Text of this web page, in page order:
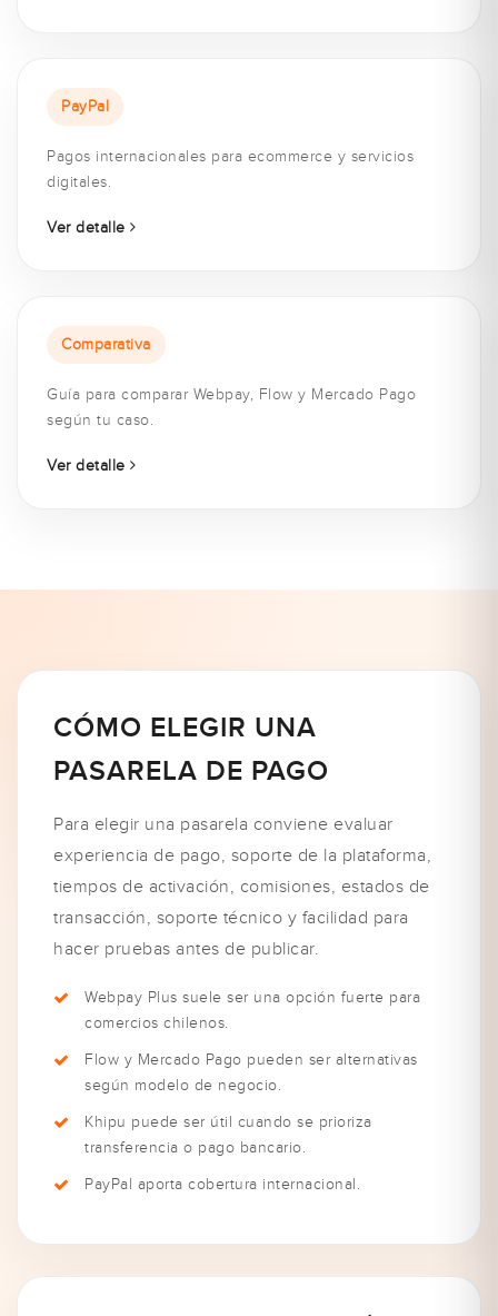
PayPal
Pagos internacionales para ecommerce y servicios
digitales.
Ver detalle
Comparativa
Guía para comparar Webpay, Flow y Mercado Pago
según tu caso.
Ver detalle
CÓMO ELEGIR UNA
PASARELA DE PAGO
Para elegir una pasarela conviene evaluar
experiencia de pago, soporte de la plataforma,
tiempos de activación, comisiones, estados de
transacción, soporte técnico y facilidad para
hacer pruebas antes de publicar.
Webpay Plus suele ser una opción fuerte para
comercios chilenos.
Flow y Mercado Pago pueden ser alternativas
según modelo de negocio.
Khipu puede ser útil cuando se prioriza
transferencia o pago bancario.
PayPal aporta cobertura internacional.